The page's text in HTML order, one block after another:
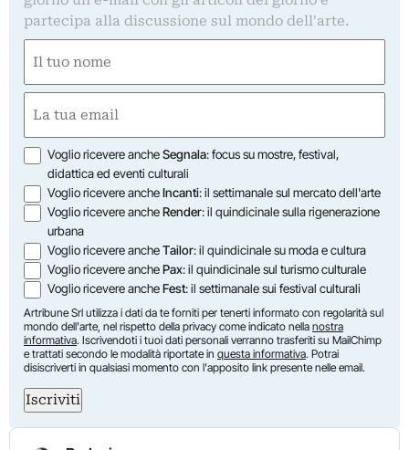
partecipa alla discussione sul mondo dell'arte.
(Required)
First
(Required)
Opzioni
Voglio ricevere ancheSegnala: focus su mostre, festival,
didattica ed eventi culturali
Voglio ricevere ancheIncanti: il settimanale sul mercato dell'arte
Voglio ricevere ancheRender: il quindicinale sulla rigenerazione
urbana
Voglio ricevere ancheTailor: il quindicinale su moda e cultura
Voglio ricevere anchePax: il quindicinale sul turismo culturale
Voglio ricevere ancheFest: il settimanale sui festival culturali
Artribune Srl utilizza i dati da te forniti per tenerti informato con regolarità sul
mondo dell'arte, nel rispetto della privacy come indicato nella nostra
informativa. Iscrivendoti i tuoi dati personali verranno trasferiti su MailChimp
e trattati secondo le modalità riportate in questa informativa. Potrai
disiscriverti in qualsiasi momento con l'apposito link presente nelle email.
Iscriviti